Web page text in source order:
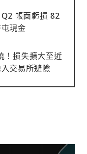
帳面虧損 82
現金
！損失擴大至近
交易所避險